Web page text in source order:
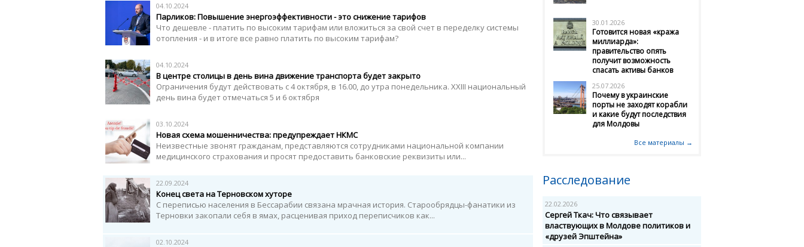
04.10.2024
Парликов: Повышение энергоэффективности - это снижение тарифов
Что дешевле - платить по высоким тарифам или вложиться за свой счет в переделку системы
отопления - и в итоге все равно платить по высоким тарифам?
04.10.2024
В центре столицы в день вина движение транспорта будет закрыто
Ограничения будут действовать с 4 октября, в 16.00, до утра понедельника. XXIII национальный
день вина будет отмечаться 5 и 6 октября
03.10.2024
Новая схема мошенничества: предупреждает НКМС
Неизвестные звонят гражданам, представляются сотрудниками национальной компании
медицинского страхования и просят предоставить банковские реквизиты или...
22.09.2024
Конец света на Терновском хуторе
С переписью населения в Бессарабии связана мрачная история. Старообрядцы-фанатики из
Терновки закопали себя в ямах, расценивая приход переписчиков как...
02.10.2024
30.01.2026
Готовится новая «кража
миллиарда»:
правительство опять
получит возможность
спасать активы банков
25.07.2026
Почему в украинские
порты не заходят корабли
и какие будут последствия
для Молдовы
Все материалы →
Расследование
22.02.2026
Сергей Ткач: Что связывает
властвующих в Молдове политиков и
«друзей Эпштейна»